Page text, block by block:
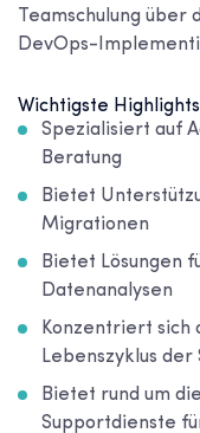
Teamschulung über
DevOps-
Wichtigste Highlights
Spezialisiert auf
Beratung
Bietet
Migrationen
Bietet Lösungen
Datenanalysen
Konzentriert sich
Lebenszyklus
Bietet rund um
Supportdienste